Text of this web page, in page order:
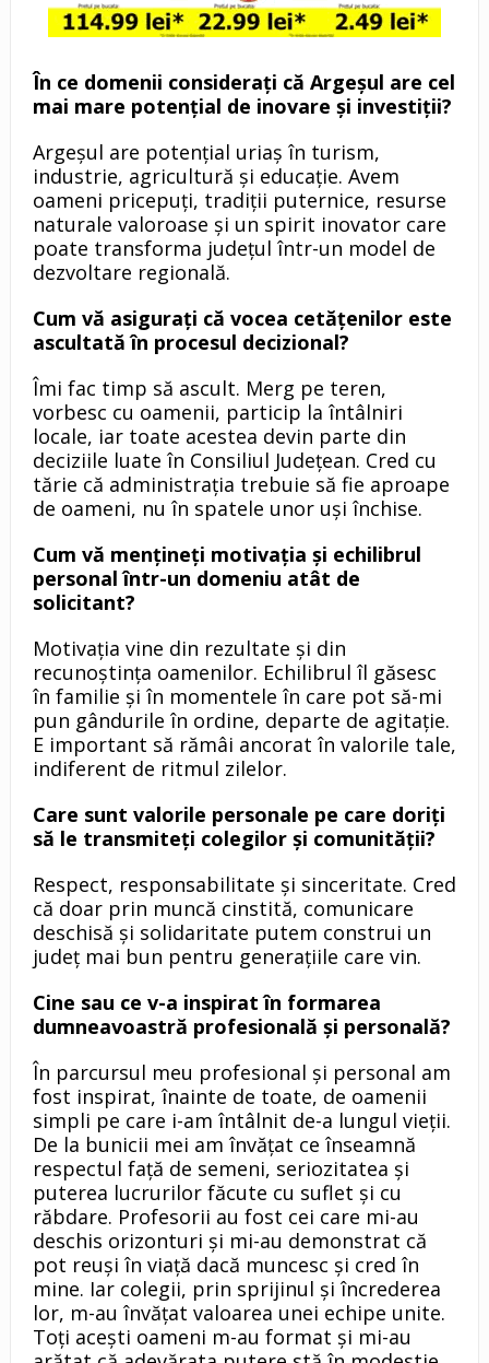
În ce domenii considerați că Argeșul are cel
mai mare potențial de inovare și investiții?
Argeșul are potențial uriaș în turism,
industrie, agricultură și educație. Avem
oameni pricepuți, tradiții puternice, resurse
naturale valoroase și un spirit inovator care
poate transforma județul într-un model de
dezvoltare regională.
Cum vă asigurați că vocea cetățenilor este
ascultată în procesul decizional?
Îmi fac timp să ascult. Merg pe teren,
vorbesc cu oamenii, particip la întâlniri
locale, iar toate acestea devin parte din
deciziile luate în Consiliul Județean. Cred cu
tărie că administrația trebuie să fie aproape
de oameni, nu în spatele unor uși închise.
Cum vă mențineți motivația și echilibrul
personal într-un domeniu atât de
solicitant?
Motivația vine din rezultate și din
recunoștința oamenilor. Echilibrul îl găsesc
în familie și în momentele în care pot să-mi
pun gândurile în ordine, departe de agitație.
E important să rămâi ancorat în valorile tale,
indiferent de ritmul zilelor.
Care sunt valorile personale pe care doriți
să le transmiteți colegilor și comunității?
Respect, responsabilitate și sinceritate. Cred
că doar prin muncă cinstită, comunicare
deschisă și solidaritate putem construi un
județ mai bun pentru generațiile care vin.
Cine sau ce v-a inspirat în formarea
dumneavoastră profesională și personală?
În parcursul meu profesional și personal am
fost inspirat, înainte de toate, de oamenii
simpli pe care i-am întâlnit de-a lungul vieții.
De la bunicii mei am învățat ce înseamnă
respectul față de semeni, seriozitatea și
puterea lucrurilor făcute cu suflet și cu
răbdare. Profesorii au fost cei care mi-au
deschis orizonturi și mi-au demonstrat că
pot reuși în viață dacă muncesc și cred în
mine. Iar colegii, prin sprijinul și încrederea
lor, m-au învățat valoarea unei echipe unite.
Toți acești oameni m-au format și mi-au